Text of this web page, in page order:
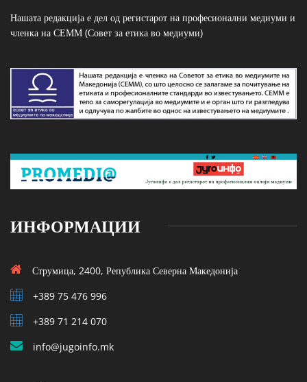
Нашата редакција е дел од регистарот на професионални медиуми и
членка на СЕММ (Совет за етика во медиуми)
ИНФОРМАЦИИ
Струмица, 2400, Република Северна Македонија
+389 75 476 996
+389 71 214 070
info@jugoinfo.mk